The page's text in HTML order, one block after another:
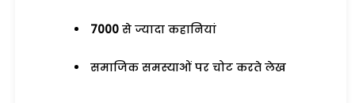
7000 से ज्यादा कहानियां
समाजिक समस्याओं पर चोट करते लेख